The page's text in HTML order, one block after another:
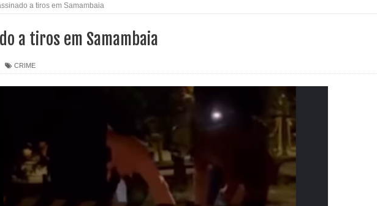
Trabalhador de Samambaia oferece 806 vagas de emprego nesta quinta-feira
de 32% de etanol altera dinâmica dos postos e exige atenção de motoristas de
para Transplante do Padre Lucas de Samambaia entra em mês decisivo com 72% da
apontou riscos no aterro sanitário de Samambaia meses antes de morte de trabalhador
intensifica ações sociais e cobrança por melhorias em Samambaia
encontram quase 50 escorpiões em boca de lobo em Samambaia
a tiros em Samambaia
a tiros em Samambaia
CRIME